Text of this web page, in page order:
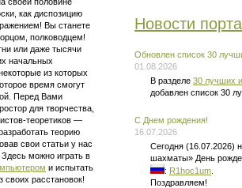
как диспозицию
Вы станете
полководцем!
или даже тысячи
начальных
из которых
время смогут
Перед Вами
для творчества,
теоретиков —
теорию
свои статьи у нас
Здесь можно играть в
и испытать
своих расстановок!
Новости
Обновлен список 30
01.08.2026
В разделе 30 лучших
добавлен список 30
C Днем рождения!
16.07.2026
Сегодня (16.07.2026)
шахматы» День
: R1hoc1um
Поздравляем!